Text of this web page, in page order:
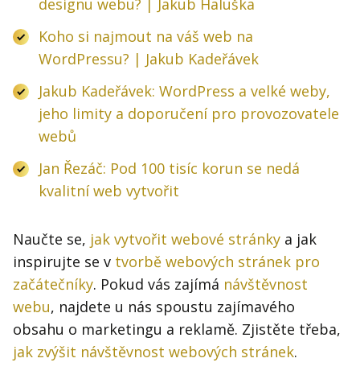
designu webu? | Jakub Haluška
Koho si najmout na váš web na
WordPressu? | Jakub Kadeřávek
Jakub Kadeřávek: WordPress a velké weby,
jeho limity a doporučení pro provozovatele
webů
Jan Řezáč: Pod 100 tisíc korun se nedá
kvalitní web vytvořit
Naučte se, jak vytvořit webové stránky a jak
inspirujte se v tvorbě webových stránek pro
začátečníky. Pokud vás zajímá návštěvnost
webu, najdete u nás spoustu zajímavého
obsahu o marketingu a reklamě. Zjistěte třeba,
jak zvýšit návštěvnost webových stránek.